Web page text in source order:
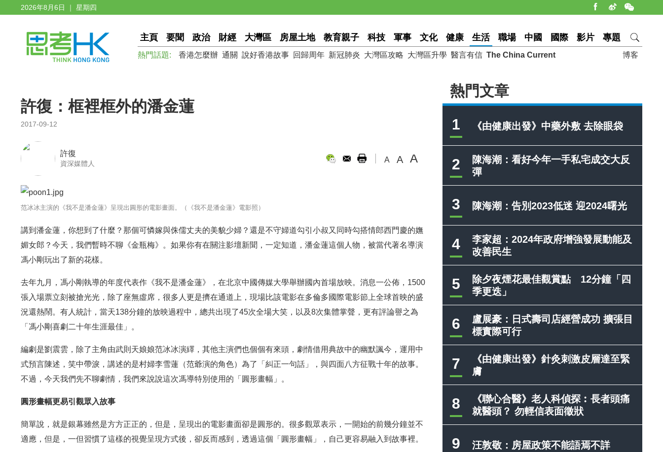
2026年8月6日 ｜ 星期四
主頁 要聞 政治 財經 大灣區 房屋土地 教育親子 科技 軍事 文化 健康 生活 職場 中國 國際 影片 專題
博客
熱門話題: 香港怎麼辦 通關 說好香港故事 回歸周年 新冠肺炎 大灣區攻略 大灣區升學 醫言有信 The China Current
熱門文章
1 《由健康出發》中藥外敷 去除眼袋
2
陳海潮：看好今年一手私宅成交大反
彈
3 陳海潮：告別2023低迷 迎2024曙光
4
李家超：2024年政府增強發展動能及
改善民生
5
除夕夜煙花最佳觀賞點 12分鐘「四
季更迭」
6
盧展豪：日式壽司店經營成功 擴張目
標實際可行
7
《由健康出發》針灸刺激皮層達至緊
膚
8
《聯心合醫》老人科偵探︰長者頭痛
就醫頭？ 勿輕信表面徵狀
9 汪敦敬：房屋政策不能語焉不詳
許復：框裡框外的潘金蓮
2017-09-12
許復
資深媒體人 A A A
范冰冰主演的《我不是潘金蓮》呈現出圓形的電影畫面。（《我不是潘金蓮》電影照）
講到潘金蓮，你想到了什麼？那個可憐嫁與侏儒丈夫的美貌少婦？還是不守婦道勾引小叔又同時勾搭情郎西門慶的嫵
媚女郎？今天，我們暫時不聊《金瓶梅》。如果你有在關注影壇新聞，一定知道，潘金蓮這個人物，被當代著名導演
馮小剛玩出了新的花樣。
去年九月，馮小剛執導的年度代表作《我不是潘金蓮》，在北京中國傳媒大學舉辦國內首場放映。消息一公佈，1500
張入場票立刻被搶光光，除了座無虛席，很多人更是擠在通道上，現場比該電影在多倫多國際電影節上全球首映的盛
況還熱鬧。有人統計，當天138分鐘的放映過程中，總共出現了45次全場大笑，以及8次集體掌聲，更有評論譽之為
「馮小剛喜劇二十年生涯最佳」。
編劇是劉震雲，除了主角由武則天娘娘范冰冰演繹，其他主演們也個個有來頭，劇情借用典故中的幽默諷今，運用中
式預言陳述，笑中帶淚，講述的是村婦李雪蓮（范爺演的角色）為了「糾正一句話」，與四面八方征戰十年的故事。
不過，今天我們先不聊劇情，我們來說說這次馮導特別使用的「圓形畫幅」。
圓形畫幅更易引觀眾入故事
簡單說，就是銀幕雖然是方方正正的，但是，呈現出的電影畫面卻是圓形的。很多觀眾表示，一開始的前幾分鐘並不
適應，但是，一但習慣了這樣的視覺呈現方式後，卻反而感到，透過這個「圓形畫幅」，自己更容易融入到故事裡。